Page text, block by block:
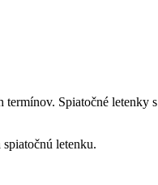
Spiatočné letenky
letenku.